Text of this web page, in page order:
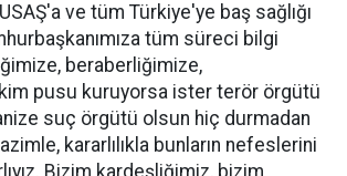
ve tüm Türkiye'ye baş sağlığı
tüm süreci bilgi
beraberliğimize,
pusu kuruyorsa ister terör örgütü
suç örgütü olsun hiç durmadan
kararlılıkla bunların nefeslerini
Bizim kardeşliğimiz, bizim